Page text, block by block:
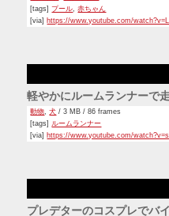
車の助手席で行儀悪い座り
[via]https://www.youtube.com/